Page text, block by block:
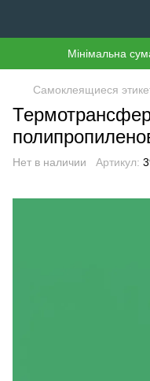
Мінімальна
Самоклеящиеся
Нет в наличии Артикул: